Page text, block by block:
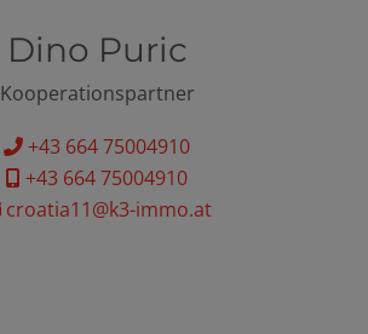
Dino Puric
Kooperationspartner
+43 664 75004910
+43 664 75004910
croatia11@k3-immo.at